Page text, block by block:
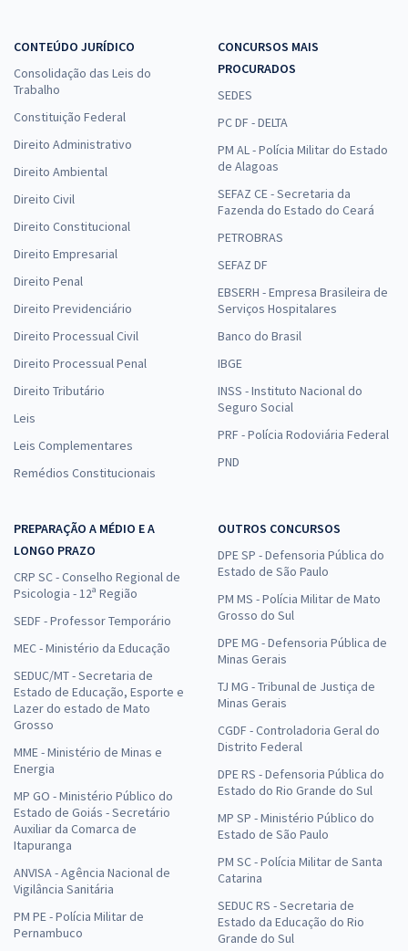
CONTEÚDO JURÍDICO
Consolidação das Leis do
Trabalho
Constituição Federal
Direito Administrativo
Direito Ambiental
Direito Civil
Direito Constitucional
Direito Empresarial
Direito Penal
Direito Previdenciário
Direito Processual Civil
Direito Processual Penal
Direito Tributário
Leis
Leis Complementares
Remédios Constitucionais
CONCURSOS MAIS
PROCURADOS
SEDES
PC DF - DELTA
PM AL - Polícia Militar do Estado
de Alagoas
SEFAZ CE - Secretaria da
Fazenda do Estado do Ceará
PETROBRAS
SEFAZ DF
EBSERH - Empresa Brasileira de
Serviços Hospitalares
Banco do Brasil
IBGE
INSS - Instituto Nacional do
Seguro Social
PRF - Polícia Rodoviária Federal
PND
PREPARAÇÃO A MÉDIO E A
LONGO PRAZO
CRP SC - Conselho Regional de
Psicologia - 12ª Região
SEDF - Professor Temporário
MEC - Ministério da Educação
SEDUC/MT - Secretaria de
Estado de Educação, Esporte e
Lazer do estado de Mato
Grosso
MME - Ministério de Minas e
Energia
MP GO - Ministério Público do
Estado de Goiás - Secretário
Auxiliar da Comarca de
Itapuranga
ANVISA - Agência Nacional de
Vigilância Sanitária
PM PE - Polícia Militar de
Pernambuco
OUTROS CONCURSOS
DPE SP - Defensoria Pública do
Estado de São Paulo
PM MS - Polícia Militar de Mato
Grosso do Sul
DPE MG - Defensoria Pública de
Minas Gerais
TJ MG - Tribunal de Justiça de
Minas Gerais
CGDF - Controladoria Geral do
Distrito Federal
DPE RS - Defensoria Pública do
Estado do Rio Grande do Sul
MP SP - Ministério Público do
Estado de São Paulo
PM SC - Polícia Militar de Santa
Catarina
SEDUC RS - Secretaria de
Estado da Educação do Rio
Grande do Sul